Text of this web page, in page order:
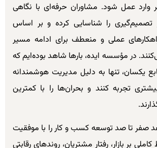
وارد عمل شود. مشاوران حرفه‌ای با نگاهی
تصمیم‌گیری را شناسایی کرده و بر اساس
عملی و منعطف برای ادامه مسیر
در مؤسسه ایده، بارها شاهد بوده‌ایم که
یکسان، تنها به دلیل مدیریت هوشمندانه
تجربه کنند و بحران‌ها را با کمترین
صفر تا صد توسعه کسب و کار را با موفقیت
بر بازار، رفتار مشتریان، روندهای رقابتی